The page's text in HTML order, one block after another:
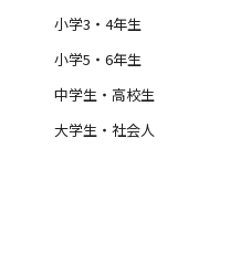
小学3・4年生
小学5・6年生
中学生・高校生
大学生・社会人